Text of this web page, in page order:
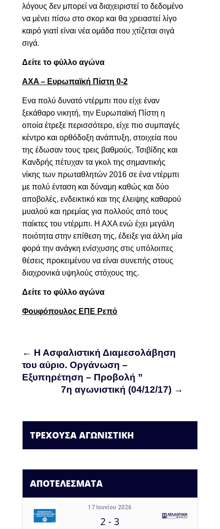
λόγους δεν μπορεί να διαχειριστεί το δεδομένο
να μένει πίσω στο σκορ και θα χρειαστεί λίγο
καιρό γιατί είναι νέα ομάδα που χτίζεται σιγά
σιγά.
Δείτε το φύλλο αγώνα
AXA – Eυρωπαϊκή Πίστη 0-2
Ενα πολύ δυνατό ντέρμπι που είχε έναν
ξεκάθαρο νικητή, την Ευρωπαϊκή Πίστη η
οποία έτρεξε περισσότερο, είχε πιο συμπαγές
κέντρο και ορθόδοξη ανάπτυξη, στοιχεία που
της έδωσαν τους τρεις βαθμούς. Τσιβίδης και
Κανδρής πέτυχαν τα γκολ της σημαντικής
νίκης των πρωταθλητών 2016 σε ένα ντέρμπι
με πολύ ένταση και δύναμη καθώς και δύο
αποβολές, ενδεικτικό και της έλειψης καθαρού
μυαλού και ηρεμίας για πολλούς από τους
παίκτες του ντέρμπι. Η ΑΧΑ ενώ έχει μεγάλη
ποιότητα στην επίθεση της, έδειξε για άλλη μία
φορά την ανάγκη ενίσχυσης στις υπόλοιπες
θέσεις προκειμένου να είναι συνεπής στους
διαχρονικά υψηλούς στόχους της.
Δείτε το φύλλο αγώνα
Φουφόπουλος ΕΠΕ Ρεπό
← Η Ασφαλιστική Διαμεσολάβηση
του αύριο. Οργάνωση –
Εξυπηρέτηση – Προβολή ”
7η αγωνιστική (04/12/17) →
ΤΡΕΧΟΥΣΑ ΑΓΩΝΙΣΤΙΚΗ
ΑΠΟΤΕΛΕΣΜΑΤΑ
17 Ιουνίου 2026
2 - 3